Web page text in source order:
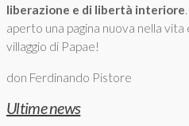
liberazione e di libertà interiore
aperto una pagina nuova nella
villaggio di Papae!
don Ferdinando Pistore
Ultime news